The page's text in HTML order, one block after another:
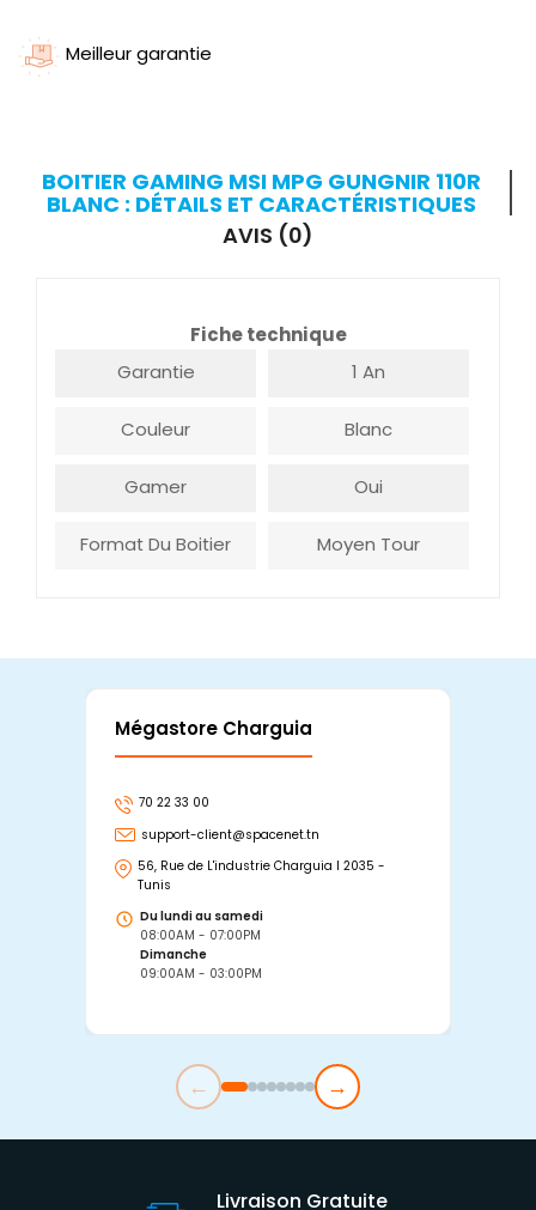
Meilleur garantie
BOITIER GAMING MSI MPG GUNGNIR 110R
BLANC : DÉTAILS ET CARACTÉRISTIQUES
AVIS (0)
Fiche technique
Garantie
1 An
Couleur Blanc
Gamer Oui
Format Du Boitier Moyen Tour
Mégastore Charguia
70 22 33 00
support-client@spacenet.tn
56, Rue de L'industrie Charguia I 2035 -
Tunis
Du lundi au samedi
08:00AM - 07:00PM
Dimanche
09:00AM - 03:00PM
← →
Livraison Gratuite